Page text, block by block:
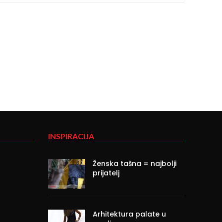
INSPIRACIJA
Ženska tašna = najbolji
prijatelj
Arhitektura palate u